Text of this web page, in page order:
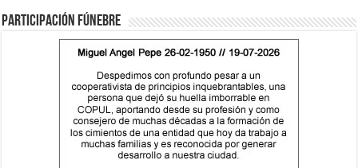
Participación fúnebre